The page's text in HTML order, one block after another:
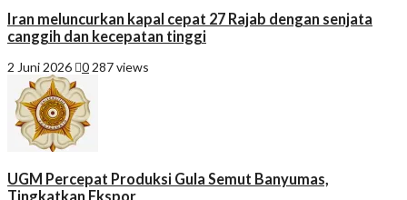
Iran meluncurkan kapal cepat 27 Rajab dengan senjata
canggih dan kecepatan tinggi
2 Juni 2026 0 287 views
UGM Percepat Produksi Gula Semut Banyumas,
Tingkatkan Ekspor